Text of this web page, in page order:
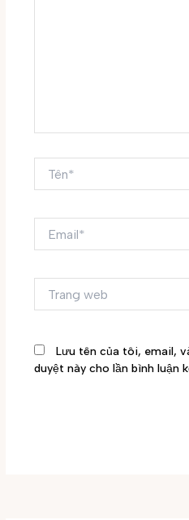
web
Lưu tên của tôi, email,
duyệt này cho lần bình luận